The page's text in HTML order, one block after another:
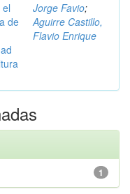
de
Jorge Favio;
Aguirre Castillo,
Flavio Enrique
1